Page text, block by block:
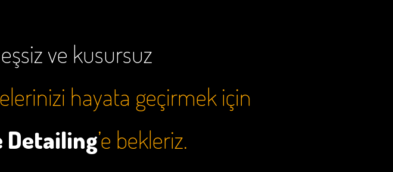
ve kusursuz
hayata geçirmek için
Detailing’e bekleriz.